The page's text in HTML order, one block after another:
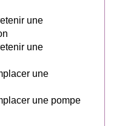
une
une
une
une pompe